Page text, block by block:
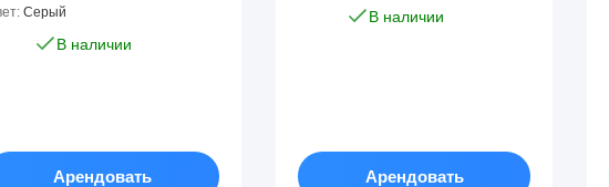
Серый
В наличии
Арендовать
В наличии
Арендовать